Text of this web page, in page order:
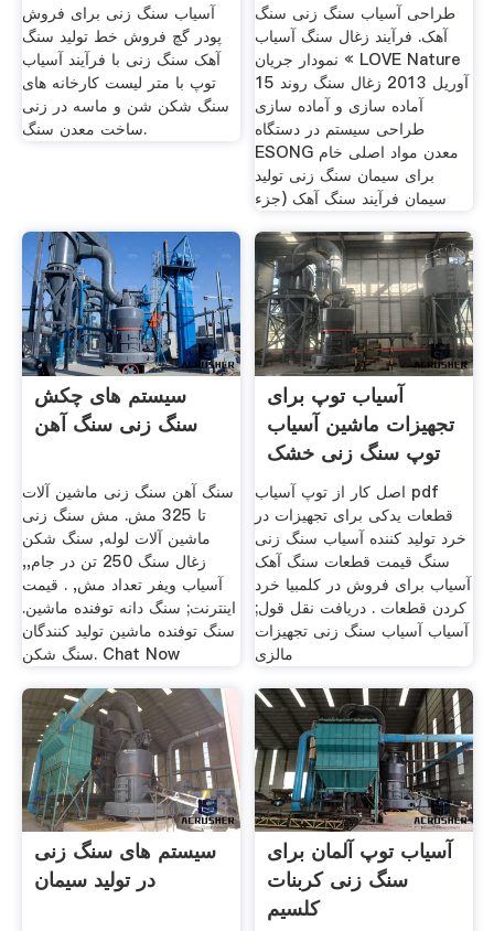
آسیاب سنگ زنی برای فروش
پودر گچ فروش خط تولید سنگ
آهک سنگ زنی با فرآیند آسیاب
توپ با متر لیست کارخانه های
سنگ شکن شن و ماسه در زنی
ساخت معدن سنگ.
طراحی آسیاب سنگ زنی سنگ
آهک. فرآیند زغال سنگ آسیاب
نمودار جریان « LOVE Nature
15 آوريل 2013 زغال سنگ روند
آماده سازی و آماده سازی
طراحی سیستم در دستگاه
ESONG معدن مواد اصلی خام
برای سیمان سنگ زنی تولید
سیمان فرآیند سنگ آهک (جزء
سیستم های چکش
سنگ زنی سنگ آهن
سنگ آهن سنگ زنی ماشین آلات
تا 325 مش. مش سنگ زنی
ماشین آلات لوله, سنگ شکن
زغال سنگ 250 تن در جام,,
آسیاب ویفر تعداد مش, . قیمت
اینترنت; سنگ دانه توفنده ماشین.
سنگ توفنده ماشین تولید کنندگان
سنگ شکن. Chat Now
آسیاب توپ برای
تجهیزات ماشین آسیاب
توپ سنگ زنی خشک
اصل کار از توپ آسیاب pdf
قطعات یدکی برای تجهیزات در
خرد تولید کننده آسیاب سنگ زنی
سنگ قیمت قطعات سنگ آهک
آسیاب برای فروش در کلمبیا خرد
کردن قطعات . دریافت نقل قول;
آسیاب آسیاب سنگ زنی تجهیزات
مالزی
سیستم های سنگ زنی
در تولید سیمان
آسیاب توپ آلمان برای
سنگ زنی کربنات
کلسیم